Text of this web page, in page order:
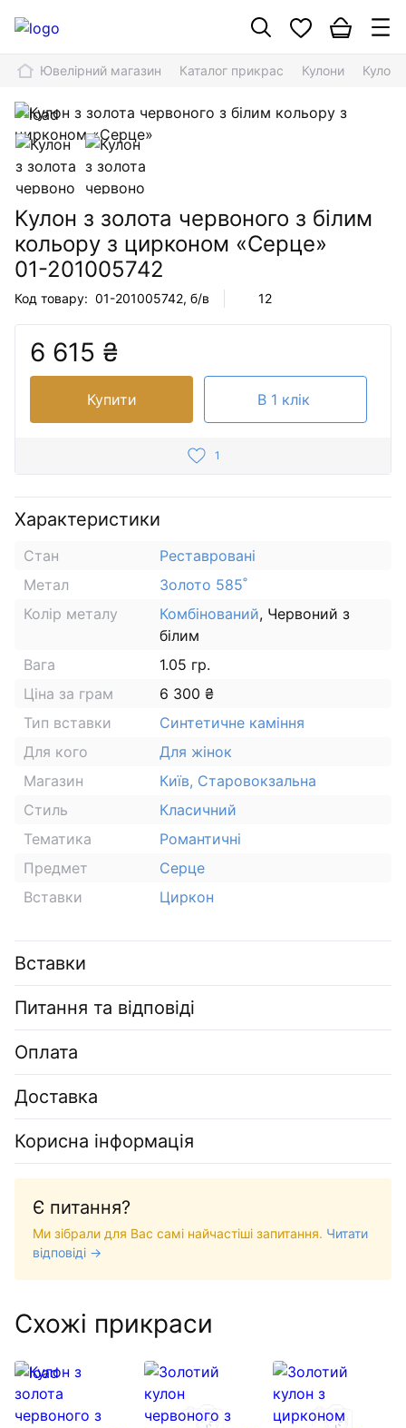
Ювелірний магазин Каталог прикрас Кулони Кулон
Кулон з золота червоного з білим
кольору з цирконом «Серце»
01-201005742
Код товару: 01-201005742, б/в 12
6 615 ₴
Купити В 1 клік
1
Характеристики
Стан
Реставровані
Метал
Золото 585˚
Колір металу
Комбінований, Червоний з
білим
Вага
1.05 гр.
Ціна за грам
6 300 ₴
Тип вставки
Синтетичне каміння
Для кого
Для жінок
Магазин
Київ, Старовокзальна
Стиль
Класичний
Тематика
Романтичні
Предмет
Серце
Вставки
Циркон
Вставки
Питання та відповіді
Оплата
Доставка
Корисна інформація
Є питання?
Ми зібрали для Вас самі найчастіші запитання. Читати
відповіді →
Схожі прикраси